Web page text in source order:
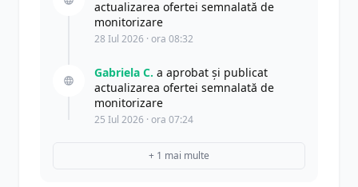
actualizarea ofertei semnalată de
monitorizare
28 Iul 2026 · ora 08:32
Gabriela C. a aprobat și publicat
actualizarea ofertei semnalată de
monitorizare
25 Iul 2026 · ora 07:24
+ 1 mai multe